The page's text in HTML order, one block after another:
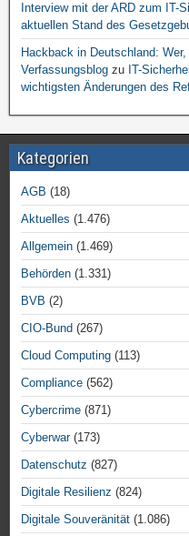
Interview mit der ARD zum IT-
aktuellen Stand des
Hackback in Deutschland: Wer,
Verfassungsblog zu IT-
wichtigsten Änderungen des
Kategorien
AGB (18)
Aktuelles (1.476)
Allgemein (1.469)
Behörden (1.331)
BVB (2)
CIO-Bund (267)
Cloud Computing (113)
Compliance (562)
Cybercrime (871)
Cyberwar(173)
Datenschutz (827)
Digitale Resilienz (824)
Digitale Souveränität (1.086)